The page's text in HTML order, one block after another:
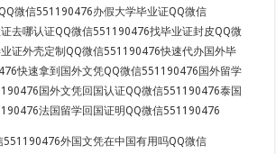
微信551190476办假大学毕业证QQ微信
去哪认证QQ微信551190476找毕业证封皮QQ微
证外壳定制QQ微信551190476快速代办国外毕
快速拿到国外文凭QQ微信551190476国外留学
国外文凭回国认证QQ微信551190476泰国
法国留学回国证明QQ微信551190476
551190476外国文凭在中国有用吗QQ微信